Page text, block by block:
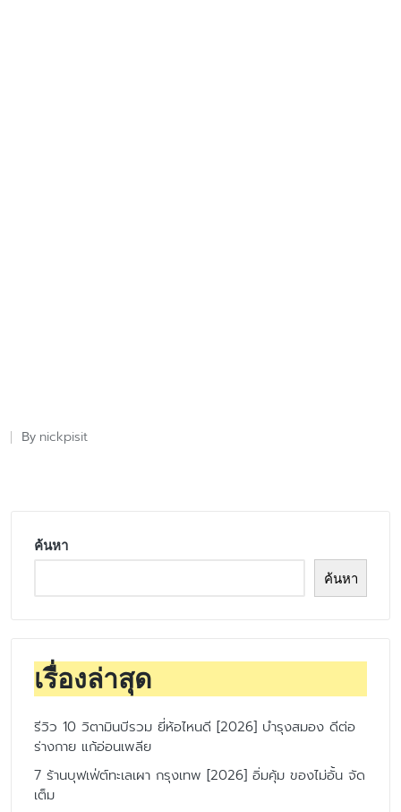
Posted
By nickpisit
ค้นหา
ค้นหา
เรื่องล่าสุด
รีวิว 10 วิตามินบีรวม ยี่ห้อไหนดี [2026] บำรุงสมอง ดีต่อ
ร่างกาย แก้อ่อนเพลีย
7 ร้านบุฟเฟ่ต์ทะเลเผา กรุงเทพ [2026] อิ่มคุ้ม ของไม่อั้น จัด
เต็ม